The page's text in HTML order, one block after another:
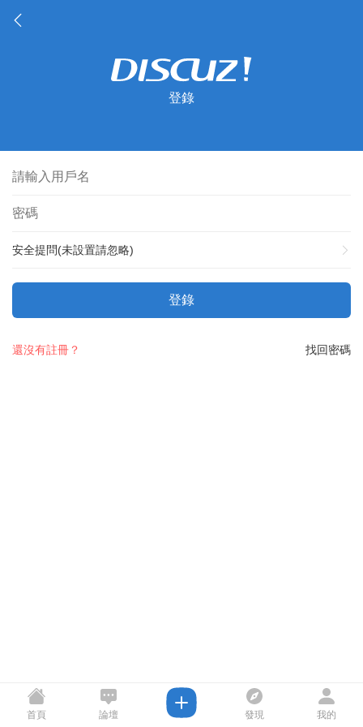
登錄
安全提問(未設置請忽略)
登錄
找回密碼
還沒有註冊？
首頁 論壇 發現 我的